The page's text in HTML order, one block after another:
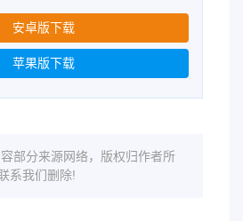
安卓版下载
苹果版下载
部分来源网络，版权归作者所
系我们删除!